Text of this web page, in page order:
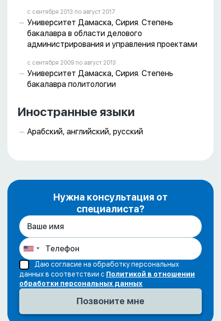
с сентября 2013 пo август 2017
Университет Дамаска, Сирия. Степень
бакалавра в области делового
администрирования и управления проектами
с сентября 2009 пo август 2013
Университет Дамаска, Сирия. Степень
бакалавра политологии
Иностранные языки
Арабский, английский, русский
Нужна консультация от
специалиста?
Даю согласие на обработку персональных
данных в соответствии с Политикой в отношении
обработки персональных данных